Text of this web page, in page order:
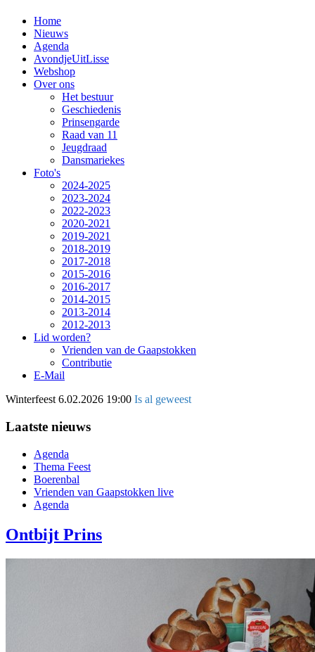
Home
Nieuws
Agenda
AvondjeUitLisse
Webshop
Over ons
Het bestuur
Geschiedenis
Prinsengarde
Raad van 11
Jeugdraad
Dansmariekes
Foto's
2024-2025
2023-2024
2022-2023
2020-2021
2019-2021
2018-2019
2017-2018
2015-2016
2016-2017
2014-2015
2013-2014
2012-2013
Lid worden?
Vrienden van de Gaapstokken
Contributie
E-Mail
Winterfeest 6.02.2026 19:00 Is al geweest
Laatste nieuws
Agenda
Thema Feest
Boerenbal
Vrienden van Gaapstokken live
Agenda
Ontbijt Prins